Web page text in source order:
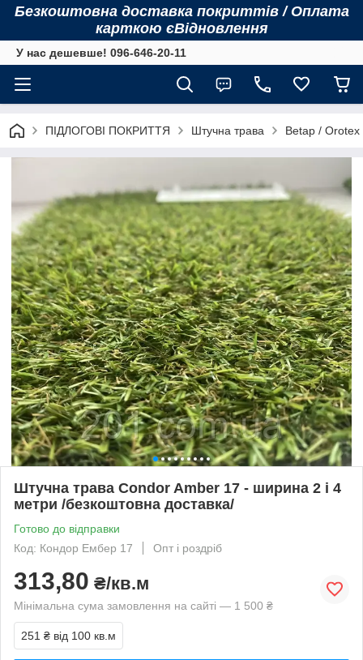
Безкоштовна доставка покриттів / Оплата
карткою єВідновлення
У нас дешевше! 096-646-20-11
ПІДЛОГОВІ ПОКРИТТЯ Штучна трава Betap / Orotex
Штучна трава Condor Amber 17 - ширина 2 і 4
метри /безкоштовна доставка/
Готово до відправки
Код: Кондор Ембер 17
Опт і роздріб
313,80 ₴/кв.м
Мінімальна сума замовлення на сайті — 1 500 ₴
251 ₴ від 100 кв.м